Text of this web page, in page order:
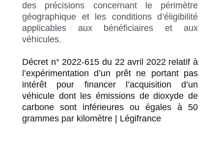
des précisions concernant le périmètre
géographique et les conditions d’éligibilité
applicables aux bénéficiaires et aux
véhicules.
Décret n° 2022-615 du 22 avril 2022 relatif à
l’expérimentation d’un prêt ne portant pas
intérêt pour financer l’acquisition d’un
véhicule dont les émissions de dioxyde de
carbone sont inférieures ou égales à 50
grammes par kilomètre | Légifrance